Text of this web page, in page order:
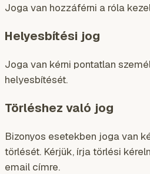
Joga van hozzáférni a róla
Helyesbítési jog
Joga van kérni pontatlan
helyesbítését.
Törléshez való jog
Bizonyos esetekben joga van
törlését. Kérjük, írja törlési
email címre.